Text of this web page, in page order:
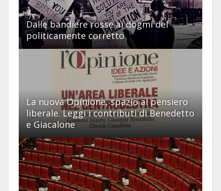
Dalle bandiere rosse ai dogmi del
politicamente corretto
La nuova Opinione, spazio al pensiero
liberale. Leggi i contributi di Benedetto
e Giacalone